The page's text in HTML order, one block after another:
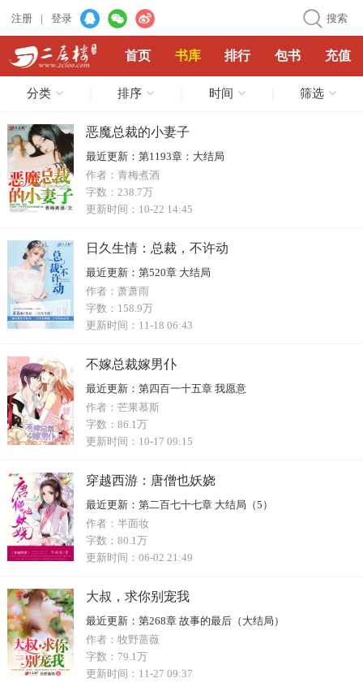
注册 | 登录 搜索
首页 书库 排行 包书 充值
分类 排序 时间 筛选
恶魔总裁的小妻子
最近更新： 第1193章：大结局
作者： 青梅煮酒
字数： 238.7万
更新时间： 10-22 14:45
日久生情：总裁，不许动
最近更新：
第520章 大结局
作者： 萧萧雨
字数： 158.9万
更新时间： 11-18 06:43
不嫁总裁嫁男仆
最近更新： 第四百一十五章 我愿意
作者： 芒果慕斯
字数： 86.1万
更新时间： 10-17 09:15
穿越西游：唐僧也妖娆
最近更新： 第二百七十七章 大结局（5）
作者： 半面妆
字数： 80.1万
更新时间： 06-02 21:49
大叔，求你别宠我
最近更新： 第268章 故事的最后（大结局）
作者： 牧野蔷薇
字数： 79.1万
更新时间： 11-27 09:37